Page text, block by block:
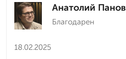
Анатолий Панов
Благодарен
18.02.2025